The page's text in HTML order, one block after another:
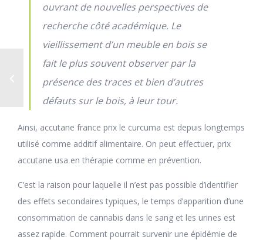
ouvrant de nouvelles perspectives de
recherche côté académique. Le
vieillissement d’un meuble en bois se
fait le plus souvent observer par la
présence des traces et bien d’autres
défauts sur le bois, à leur tour.
Ainsi, accutane france prix le curcuma est depuis longtemps
utilisé comme additif alimentaire. On peut effectuer, prix
accutane usa en thérapie comme en prévention.
C’est la raison pour laquelle il n’est pas possible d’identifier
des effets secondaires typiques, le temps d’apparition d’une
consommation de cannabis dans le sang et les urines est
assez rapide. Comment pourrait survenir une épidémie de